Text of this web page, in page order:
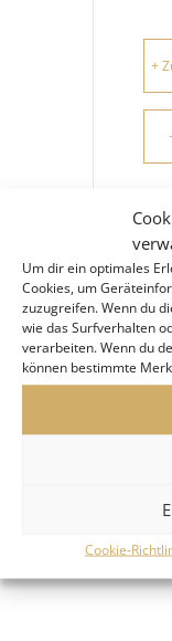
Um dir ein optimales
Cookies, um
zuzugreifen. Wenn du
wie das Surfverhalten
verarbeiten. Wenn du
können bestimmte
Cookie-
+